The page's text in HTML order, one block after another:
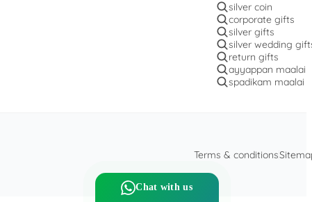
Chat with us
silver coin
corporate gifts
silver gifts
silver wedding
return gifts
ayyappan maalai
spadikam maalai
Terms & conditions